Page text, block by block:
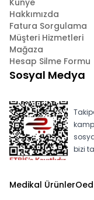
Künye
Hakkımızda
Fatura Sorgulama
Müşteri Hizmetleri
Mağaza
Hesap Silme Formu
Sosyal Medya
bizi
Medikal Ürünler